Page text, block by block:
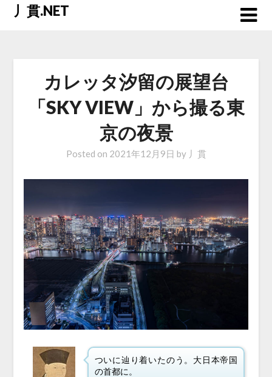
Skip丿貫.NET
カレッタ汐留の展望台
「SKY VIEW」から撮る東
京の夜景
Posted on 2021年12月9日 by 丿貫
ついに辿り着いたのう。大日本帝国
の首都に。